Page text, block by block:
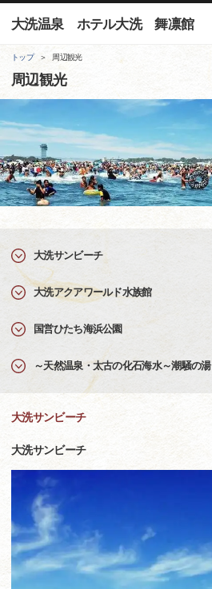
大洗温泉 ホテル大洗 舞凛館
トップ 周辺観光
周辺観光
大洗サンビーチ
大洗アクアワールド水族館
国営ひたち海浜公園
～天然温泉・太古の化石海水～潮騒の湯
大洗サンビーチ
大洗サンビーチ